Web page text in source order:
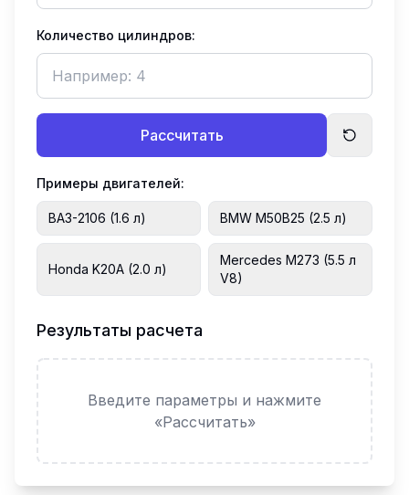
Количество цилиндров:
Рассчитать
Примеры двигателей:
ВАЗ-2106 (1.6 л) BMW M50B25 (2.5 л)
Honda K20A (2.0 л)
Mercedes M273 (5.5 л
V8)
Результаты расчета
Введите параметры и нажмите
«Рассчитать»